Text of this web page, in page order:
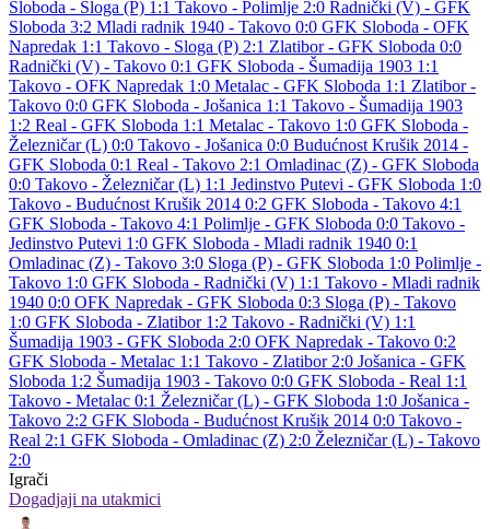
Sloboda - Sloga (P) 1:1 Takovo - Polimlje 2:0 Radnički (V) - GFK
Sloboda 3:2 Mladi radnik 1940 - Takovo 0:0 GFK Sloboda - OFK
Napredak 1:1 Takovo - Sloga (P) 2:1 Zlatibor - GFK Sloboda 0:0
Radnički (V) - Takovo 0:1 GFK Sloboda - Šumadija 1903 1:1
Takovo - OFK Napredak 1:0 Metalac - GFK Sloboda 1:1 Zlatibor -
Takovo 0:0 GFK Sloboda - Jošanica 1:1 Takovo - Šumadija 1903
1:2 Real - GFK Sloboda 1:1 Metalac - Takovo 1:0 GFK Sloboda -
Železničar (L) 0:0 Takovo - Jošanica 0:0 Budućnost Krušik 2014 -
GFK Sloboda 0:1 Real - Takovo 2:1 Omladinac (Z) - GFK Sloboda
0:0 Takovo - Železničar (L) 1:1 Jedinstvo Putevi - GFK Sloboda 1:0
Takovo - Budućnost Krušik 2014 0:2 GFK Sloboda - Takovo 4:1
GFK Sloboda - Takovo 4:1 Polimlje - GFK Sloboda 0:0 Takovo -
Jedinstvo Putevi 1:0 GFK Sloboda - Mladi radnik 1940 0:1
Omladinac (Z) - Takovo 3:0 Sloga (P) - GFK Sloboda 1:0 Polimlje -
Takovo 1:0 GFK Sloboda - Radnički (V) 1:1 Takovo - Mladi radnik
1940 0:0 OFK Napredak - GFK Sloboda 0:3 Sloga (P) - Takovo
1:0 GFK Sloboda - Zlatibor 1:2 Takovo - Radnički (V) 1:1
Šumadija 1903 - GFK Sloboda 2:0 OFK Napredak - Takovo 0:2
GFK Sloboda - Metalac 1:1 Takovo - Zlatibor 2:0 Jošanica - GFK
Sloboda 1:2 Šumadija 1903 - Takovo 0:0 GFK Sloboda - Real 1:1
Takovo - Metalac 0:1 Železničar (L) - GFK Sloboda 1:0 Jošanica -
Takovo 2:2 GFK Sloboda - Budućnost Krušik 2014 0:0 Takovo -
Real 2:1 GFK Sloboda - Omladinac (Z) 2:0 Železničar (L) - Takovo
2:0
Igrači
Dogadjaji na utakmici